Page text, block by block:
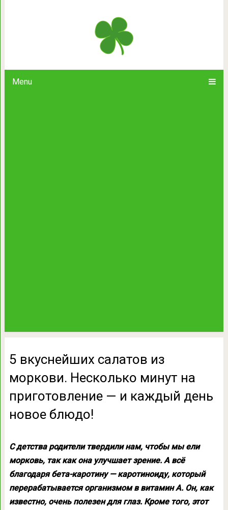
Menu
5 вкуснейших салатов из
приготовление — и
5 вкуснейших салатов из
моркови. Несколько минут на
приготовление — и каждый день
новое блюдо!
С детства родители твердили нам, чтобы мы ели
морковь, так как она улучшает зрение. А всё
благодаря бета-каротину — каротиноиду, который
перерабатывается организмом в витамин A. Он, как
известно, очень полезен для глаз. Кроме того, этот